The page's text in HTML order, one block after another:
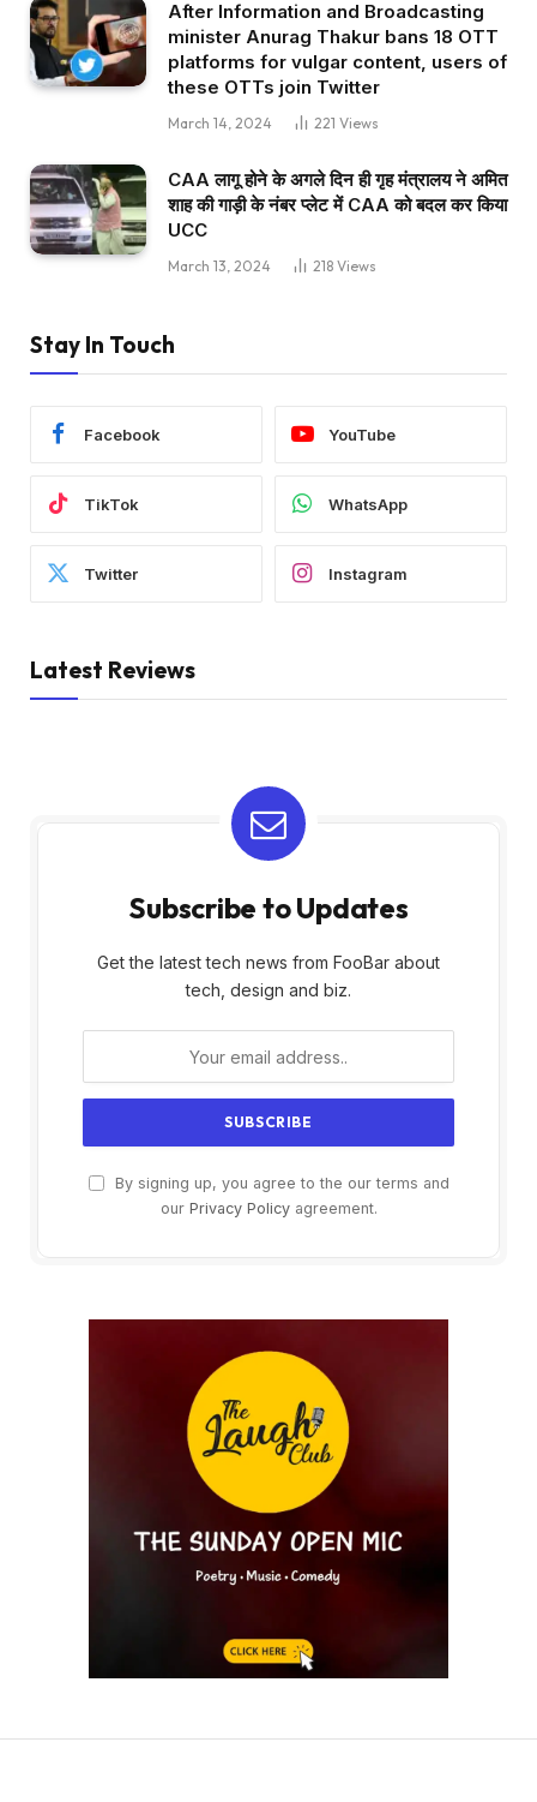
After Information and Broadcasting
minister Anurag Thakur bans 18 OTT
platforms for vulgar content, users of
these OTTs join Twitter
March 14, 2024 221 Views
CAA लागू होने के अगले दिन ही गृह मंत्रालय ने अमित
शाह की गाड़ी के नंबर प्लेट में CAA को बदल कर किया
UCC
March 13, 2024 218 Views
Stay In Touch
Facebook YouTube
TikTok WhatsApp
Twitter Instagram
Latest Reviews
Subscribe to Updates
Get the latest tech news from FooBar about
tech, design and biz.
By signing up, you agree to the our terms and
our Privacy Policyagreement.